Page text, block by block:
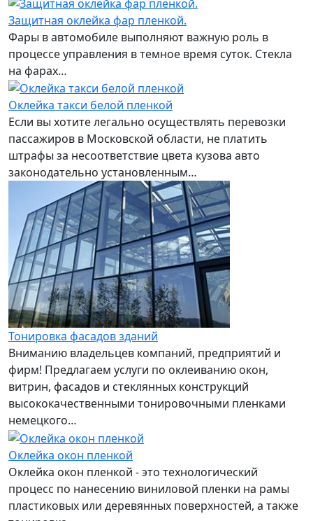
Защитная оклейка фар пленкой.
Фары в автомобиле выполняют важную роль в
процессе управления в темное время суток. Стекла
на фарах…
Оклейка такси белой пленкой
Если вы хотите легально осуществлять перевозки
пассажиров в Московской области, не платить
штрафы за несоответствие цвета кузова авто
законодательно установленным…
Тонировка фасадов зданий
Вниманию владельцев компаний, предприятий и
фирм! Предлагаем услуги по оклеиванию окон,
витрин, фасадов и стеклянных конструкций
высококачественными тонировочными пленками
немецкого…
Оклейка окон пленкой
Оклейка окон пленкой - это технологический
процесс по нанесению виниловой пленки на рамы
пластиковых или деревянных поверхностей, а также